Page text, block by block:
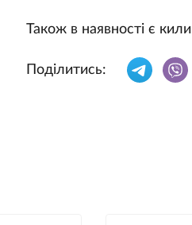
Також в наявності є
Поділитись: